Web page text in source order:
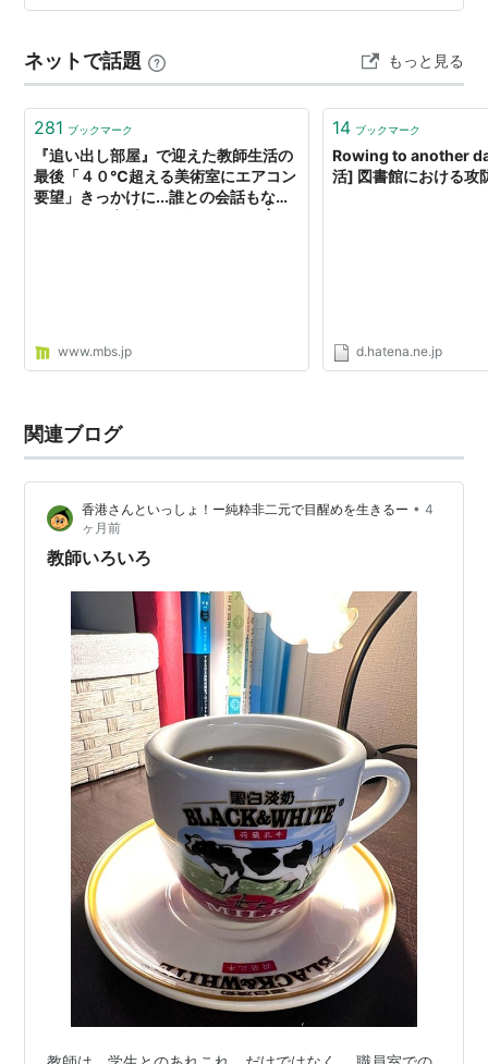
を選び、 その漢字でディスカッションをするようにして
クラスにはネパール、ウ…
ネットで話題 もっと見る
281 ブックマーク
『追い出し部屋』で迎えた教師生活の
最後「４０℃超える美術室にエアコン
要望」きっかけに...誰との会話もない
www.mbs.jp
14 ブックマーク
Rowing to another
活] 図書館における攻
d.hatena.ne.jp
関連ブログ
香港さんといっしょ！ー純粋非二元で目醒めを生きるー • 4
ヶ月前
教師いろいろ